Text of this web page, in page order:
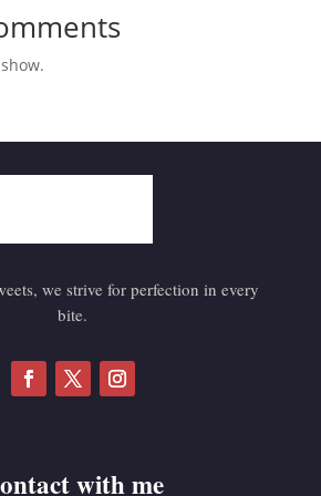
we strive for perfection in every
bite.
with me